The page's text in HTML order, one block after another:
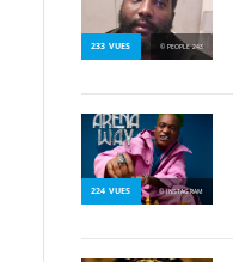
233 VUES © PEOPLE 243
224 VUES © INSTAGRAM